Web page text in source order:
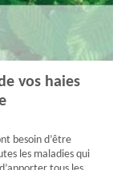
vos haies
besoin d’être
les maladies qui